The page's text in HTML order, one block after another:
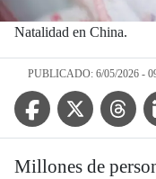
Natalidad en China.
PUBLICADO: 6/05/2026 -
Facebook IconTwitter Icon
Threads
Millones de